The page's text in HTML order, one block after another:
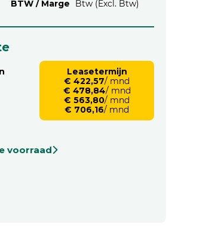
BTW / Marge
Btw (Excl. Btw)
Leasetermijn
€ 422,57/ mnd
€ 478,84/ mnd
€ 563,80/ mnd
€ 706,16/ mnd
voorraad